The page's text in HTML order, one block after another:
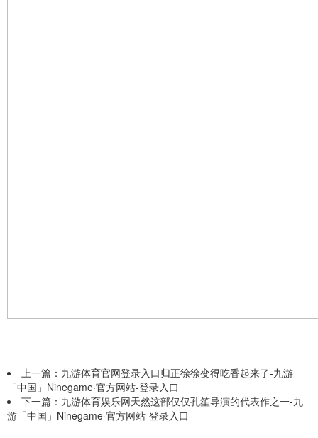
上一篇： 九游体育官网登录入口归正徐徐变得吃香起来了-九游
「中国」Ninegame·官方网站-登录入口
下一篇： 九游体育娱乐网天然这部仅仅孔笙导演的代表作之一-九
游「中国」Ninegame·官方网站-登录入口